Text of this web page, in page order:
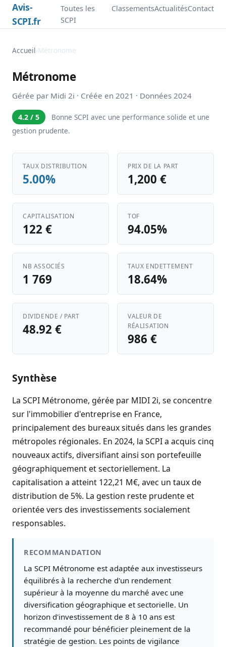
Avis-
SCPI.fr
Toutes les
SCPI
ClassementsActualitésContact
Accueil› Métronome
Métronome
Gérée par Midi 2i · Créée en 2021 · Données 2024
4.2 / 5
Bonne SCPI avec une performance solide et une
gestion prudente.
TAUX DISTRIBUTION
5.00%
PRIX DE LA PART
1,200 €
CAPITALISATION
122 €
TOF
94.05%
NB ASSOCIÉS
1 769
TAUX ENDETTEMENT
18.64%
DIVIDENDE / PART
48.92 €
VALEUR DE
RÉALISATION
986 €
Synthèse
La SCPI Métronome, gérée par MIDI 2i, se concentre
sur l'immobilier d'entreprise en France,
principalement des bureaux situés dans les grandes
métropoles régionales. En 2024, la SCPI a acquis cinq
nouveaux actifs, diversifiant ainsi son portefeuille
géographiquement et sectoriellement. La
capitalisation a atteint 122,21 M€, avec un taux de
distribution de 5%. La gestion reste prudente et
orientée vers des investissements socialement
responsables.
RECOMMANDATION
La SCPI Métronome est adaptée aux investisseurs
équilibrés à la recherche d'un rendement
supérieur à la moyenne du marché avec une
diversification géographique et sectorielle. Un
horizon d'investissement de 8 à 10 ans est
recommandé pour bénéficier pleinement de la
stratégie de gestion. Les points de vigilance